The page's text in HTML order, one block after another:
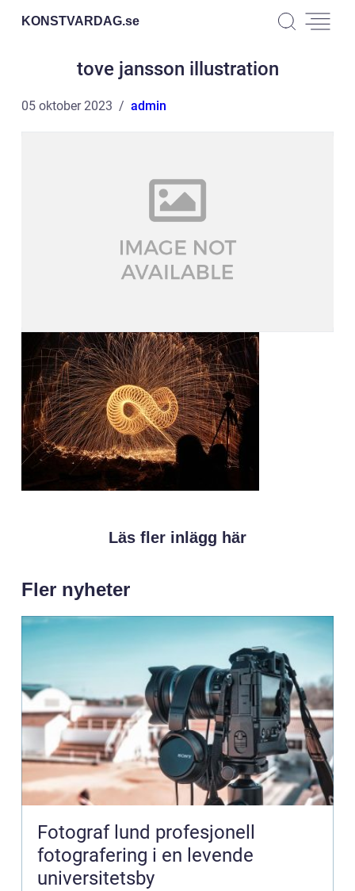
KONSTVARDAG.se
tove jansson illustration
05 oktober 2023 admin
Läs fler inlägg här
Fler nyheter
Fotograf lund profesjonell
fotografering i en levende
universitetsby